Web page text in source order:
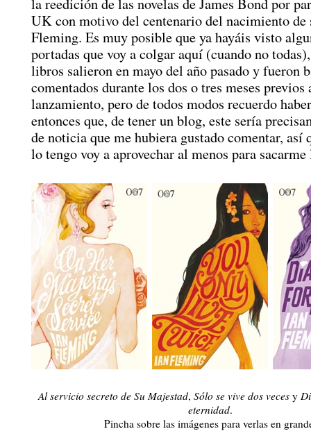
UK con motivo del centenario del nacimiento de
Fleming. Es muy posible que ya hayáis visto
portadas que voy a colgar aquí (cuando no
libros salieron en mayo del año pasado y fueron
comentados durante los dos o tres meses previos
lanzamiento, pero de todos modos recuerdo
entonces que, de tener un blog, este sería
de noticia que me hubiera gustado comentar, así
lo tengo voy a aprovechar al menos para
Al servicio secreto de Su Majestad, Sólo se vive dos veces y
eternidad.
Pincha sobre las imágenes para verlas en